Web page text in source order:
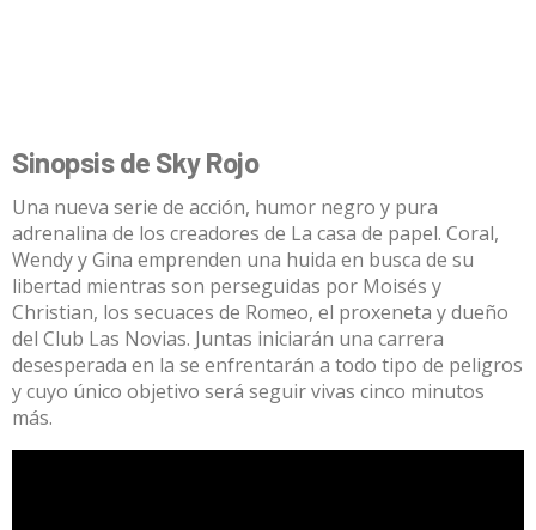
Sinopsis de Sky Rojo
Una nueva serie de acción, humor negro y pura
adrenalina de los creadores de La casa de papel. Coral,
Wendy y Gina emprenden una huida en busca de su
libertad mientras son perseguidas por Moisés y
Christian, los secuaces de Romeo, el proxeneta y dueño
del Club Las Novias. Juntas iniciarán una carrera
desesperada en la se enfrentarán a todo tipo de peligros
y cuyo único objetivo será seguir vivas cinco minutos
más.